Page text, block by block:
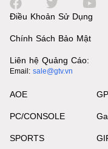
Điều Khoản Sử Dụng
Chính Sách Bảo Mật
Liên hệ Quảng Cáo:
Email: sale@gtv.vn
AOE
PC/CONSOLE
SPORTS